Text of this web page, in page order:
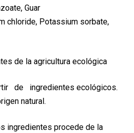
Guar
chloride, Potassium sorbate,
de la agricultura ecológica
de ingredientes ecológicos.
natural.
ingredientes procede de la